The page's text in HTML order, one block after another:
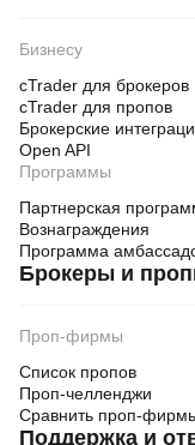
Бизнесу
cTrader для брокеров
cTrader для пропов
Брокерские
Open API
Программы
Партнерская
Вознаграждения
Программа
Брокеры и
Проп-фирмы
Список пропов
Проп-челленджи
Сравнить проп-
Поддержка и